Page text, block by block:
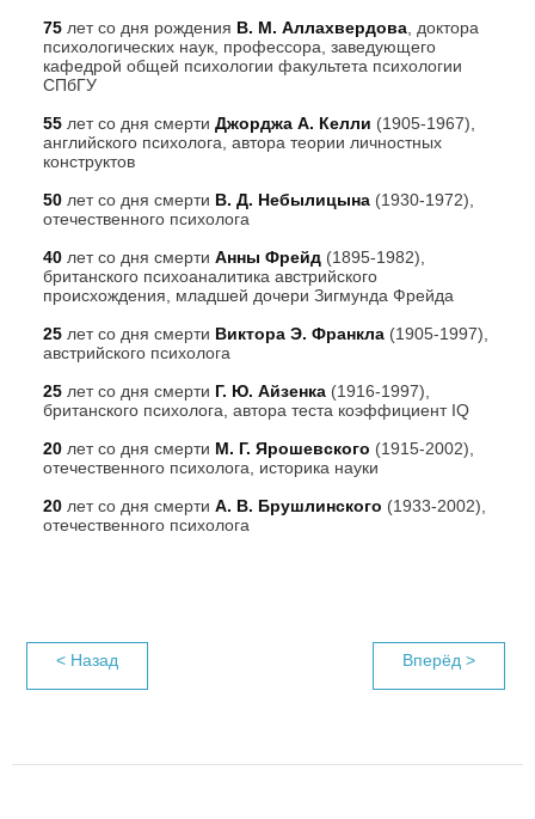
75лет со дня рождения В. М. Аллахвердова, доктора
психологических наук, профессора, заведующего
кафедрой общей психологии факультета психологии
СПбГУ
55лет со дня смерти Джорджа А. Келли (1905-1967),
английского психолога, автора теории личностных
конструктов
50лет со дня смерти В. Д. Небылицына(1930-1972),
отечественного психолога
40лет со дня смерти Анны Фрейд(1895-1982),
британского психоаналитика австрийского
происхождения, младшей дочери Зигмунда Фрейда
25лет со дня смерти Виктора Э. Франкла(1905-1997),
австрийского психолога
25лет со дня смерти Г. Ю. Айзенка(1916-1997),
британского психолога, автора теста коэффициент IQ
20лет со дня смерти М. Г. Ярошевского (1915-2002),
отечественного психолога, историка науки
20 лет со дня смерти А. В. Брушлинского (1933-2002),
отечественного психолога
< Назад Вперёд >